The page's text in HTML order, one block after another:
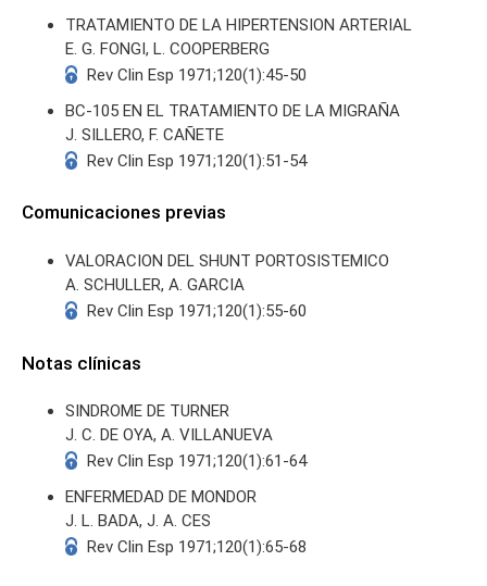
TRATAMIENTO DE LA HIPERTENSION ARTERIAL
E. G. FONGI, L. COOPERBERG
Rev Clin Esp 1971;120(1):45-50
BC-105 EN EL TRATAMIENTO DE LA MIGRAÑA
J. SILLERO, F. CAÑETE
Rev Clin Esp 1971;120(1):51-54
Comunicaciones previas
VALORACION DEL SHUNT PORTOSISTEMICO
A. SCHULLER, A. GARCIA
Rev Clin Esp 1971;120(1):55-60
Notas clínicas
SINDROME DE TURNER
J. C. DE OYA, A. VILLANUEVA
Rev Clin Esp 1971;120(1):61-64
ENFERMEDAD DE MONDOR
J. L. BADA, J. A. CES
Rev Clin Esp 1971;120(1):65-68